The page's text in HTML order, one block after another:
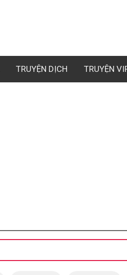
TRUYỆN DỊCH TRUYỆN